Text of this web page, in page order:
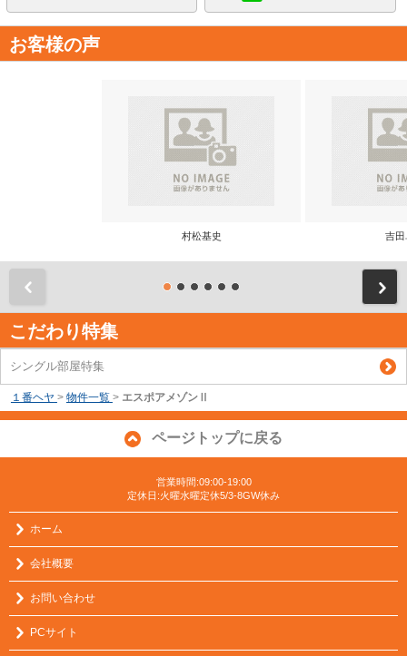
お客様の声
村松基史 吉田
こだわり特集
シングル部屋特集
１番ヘヤ > 物件一覧 > エスポアメゾンⅡ
ページトップに戻る
営業時間:09:00-19:00
定休日:火曜水曜定休5/3-8GW休み
ホーム
会社概要
お問い合わせ
PCサイト